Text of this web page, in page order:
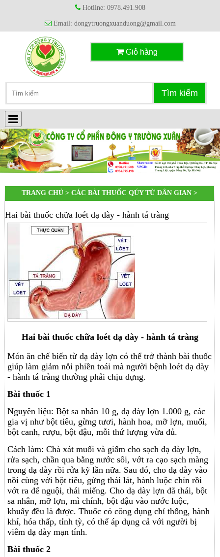
Hotline: 0978.491.908
Email: dongytruongxuanduong@gmail.com
Giỏ hàng
TRANG CHỦ > CÁC BÀI THUỐC QÚY TỪ DÂN GIAN >
Hai bài thuốc chữa loét dạ dày - hành tá tràng
Hai bài thuốc chữa loét dạ dày - hành tá tràng
Món ăn chế biến từ dạ dày lợn có thể trở thành bài thuốc
giúp làm giảm nỗi phiền toái mà người bệnh loét dạ dày
- hành tá tràng thường phải chịu đựng.
Bài thuốc 1
Nguyên liệu: Bột sa nhân 10 g, dạ dày lợn 1.000 g, các
gia vị như bột tiêu, gừng tươi, hành hoa, mỡ lợn, muối,
bột canh, rượu, bột đậu, mỗi thứ lượng vừa đủ.
Cách làm: Chà xát muối và giấm cho sạch dạ dày lợn,
rửa sạch, chần qua bằng nước sôi, vớt ra cạo sạch màng
trong dạ dày rồi rửa kỹ lần nữa. Sau đó, cho dạ dày vào
nồi cùng với bột tiêu, gừng thái lát, hành luộc chín rồi
vớt ra để nguội, thái miếng. Cho dạ dày lợn đã thái, bột
sa nhân, mỡ lợn, mì chính, bột đậu vào nước luộc,
khuấy đều là được. Thuốc có công dụng chỉ thống, hành
khí, hóa thấp, tỉnh tỳ, có thể áp dụng cả với người bị
viêm dạ dày mạn tính.
Bài thuốc 2